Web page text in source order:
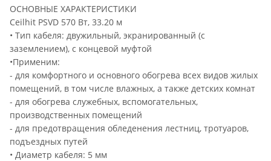
ОСНОВНЫЕ ХАРАКТЕРИСТИКИ
Ceilhit PSVD 570 Вт, 33.20 м
• Тип кабеля: двужильный, экранированный (с
заземлением), с концевой муфтой
•Применим:
- для комфортного и основного обогрева всех видов жилых
помещений, в том числе влажных, а также детских комнат
- для обогрева служебных, вспомогательных,
производственных помещений
- для предотвращения обледенения лестниц, тротуаров,
подъездных путей
• Диаметр кабеля: 5 мм